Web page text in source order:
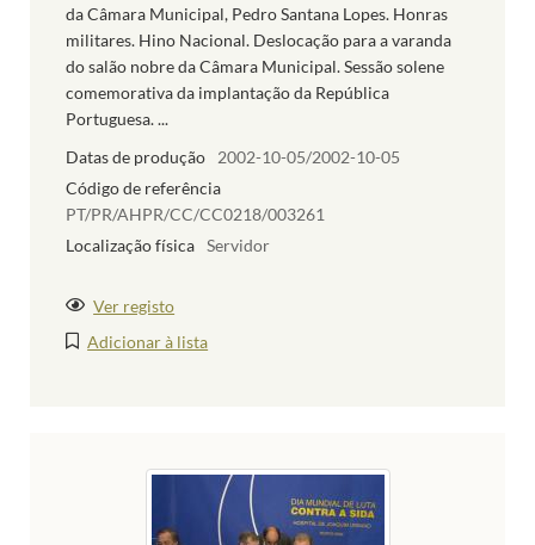
da Câmara Municipal, Pedro Santana Lopes. Honras
militares. Hino Nacional. Deslocação para a varanda
do salão nobre da Câmara Municipal. Sessão solene
comemorativa da implantação da República
Portuguesa. ...
Datas de produção
2002-10-05/2002-10-05
Código de referência
PT/PR/AHPR/CC/CC0218/003261
Localização física Servidor
Ver registo
Adicionar à lista